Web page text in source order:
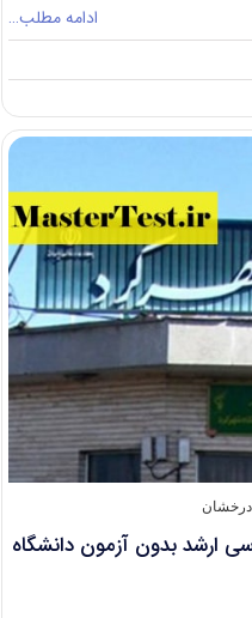
ادامه مطلب…
درخشان
ارشد بدون آزمون دانشگاه